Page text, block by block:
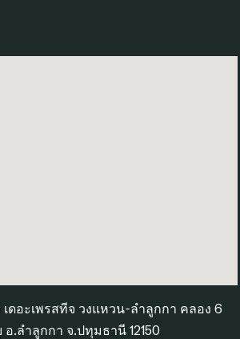
ดอะเพรสทีจ วงแหวน-ลำลูกกา คลอง 6
.ลำลูกกา จ.ปทุมธานี 12150